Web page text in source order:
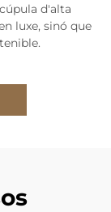
d'alta
luxe, sinó que